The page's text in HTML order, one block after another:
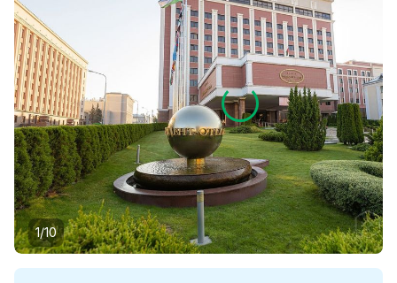
1/10